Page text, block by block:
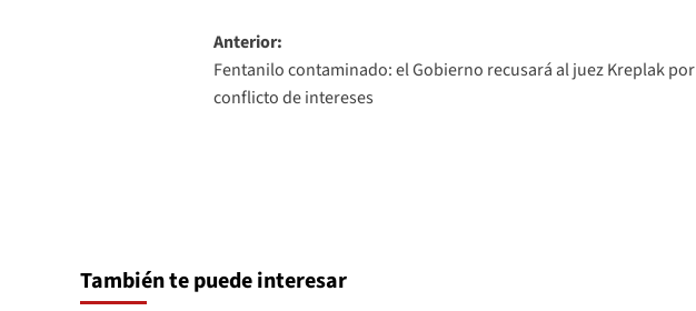
Navegación
de
entradas
Anterior:
Fentanilo contaminado: el Gobierno recusará al juez Kreplak por
conflicto de intereses
También te puede interesar